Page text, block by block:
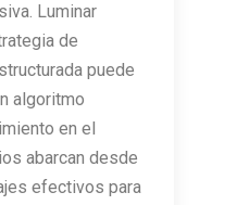
Luminar
de
puede
algoritmo
en el
abarcan desde
efectivos para